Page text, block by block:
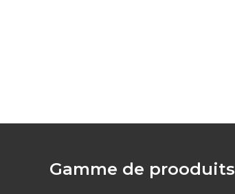
Gamme de prooduits